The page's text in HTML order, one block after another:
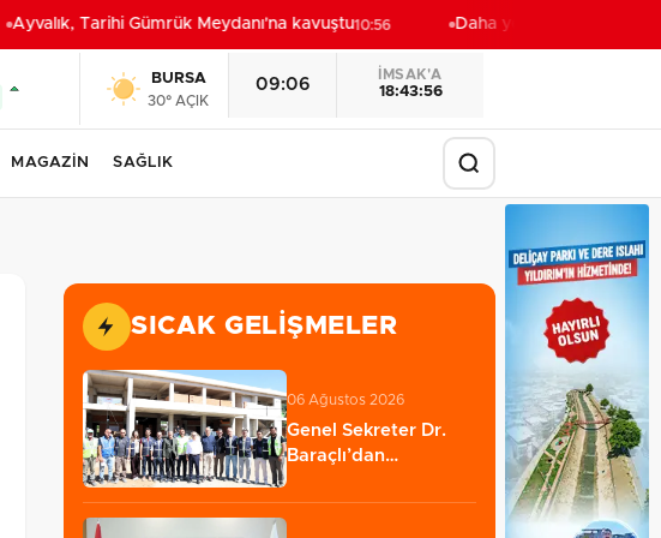
Ayvalık, Tarihi Gümrük Meydanı'na kavuştu10:56 Daha yeşil Milas için yoğun
BURSA
30° AÇIK
09:06
İMSAK'A
18:43:54
MAGAZİN SAĞLIK
SICAK GELIŞMELER
06 Ağustos 2026
Genel Sekreter Dr.
Baraçlı’dan
projelere…